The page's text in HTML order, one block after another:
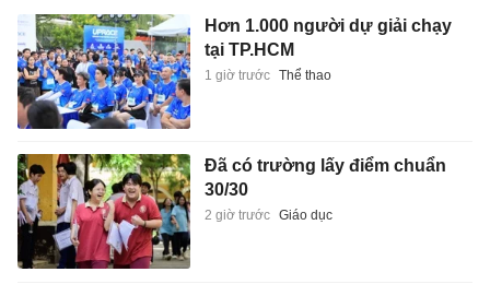
Hơn 1.000 người dự giải chạy
tại TP.HCM
1 giờ trước Thể thao
Đã có trường lấy điểm chuẩn
30/30
2 giờ trước Giáo dục